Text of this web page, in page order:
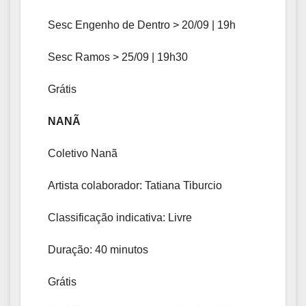
Sesc Engenho de Dentro > 20/09 | 19h
Sesc Ramos > 25/09 | 19h30
Grátis
NANÃ
Coletivo Nanã
Artista colaborador: Tatiana Tiburcio
Classificação indicativa: Livre
Duração: 40 minutos
Grátis